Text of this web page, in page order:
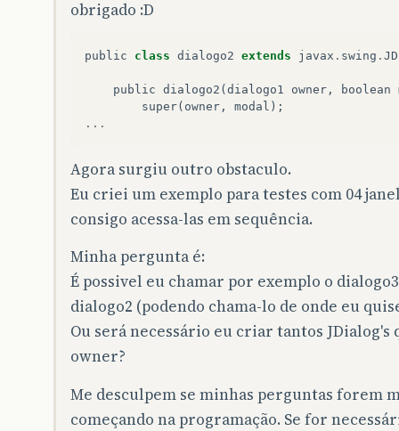
obrigado :D
public class dialogo2 extends javax . swing .
public dialogo2 ( dialogo1 owner , boolean
super( owner , modal );
...
Agora surgiu outro obstaculo.
Eu criei um exemplo para testes com 04
consigo acessa-las em sequência.
Minha pergunta é:
É possivel eu chamar por exemplo o
dialogo2 (podendo chama-lo de onde eu
Ou será necessário eu criar tantos
owner?
Me desculpem se minhas perguntas forem
começando na programação. Se for